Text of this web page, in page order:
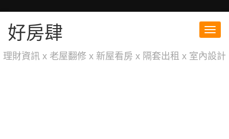
好房肆
理財資訊 x 老屋翻修 x 新屋看房 x 隔套出租 x 室內設計